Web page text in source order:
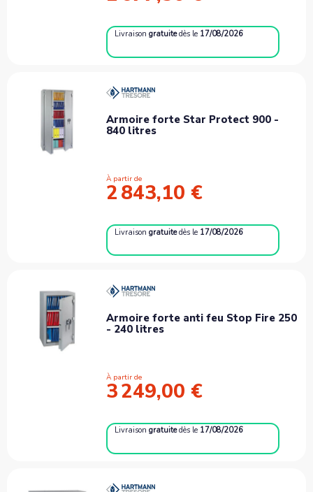
Livraisongratuite dès le 17/08/2026
Armoire forte Star Protect 900 -
840 litres
À partir de
2 843,10 €
Livraisongratuite dès le 17/08/2026
Armoire forte anti feu Stop Fire 250
- 240 litres
À partir de
3 249,00 €
Livraisongratuite dès le 17/08/2026